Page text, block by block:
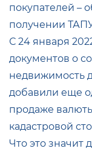
покупателей –
получении
С 24 января
документов о
недвижимость
добавили еще
продаже
кадастровой
Что это значит